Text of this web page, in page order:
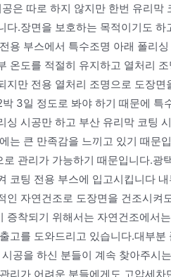
은 따로 하지 않지만 한번 유리
다.장면을 보호하는 목적이기도
용 부스에서 특수조명 아래 폴리
온도를 적절히 유지하고 열처리
지만 전용 열처리 조명으로 도장
3일 정도로 봐야 하기 때문에
싱 시공만 하고 부산 유리막 코팅
는 큰 만족감을 느끼고 있기 때문
관리가 가능하기 때문입니다.
코팅 전용 부스에 입고시킵니다
인 자연건조로 도장면을 건조시켜
증착되기 위해서는 자연건조에서
고를 도와드리고 있습니다.대부
공을 하신 분들이 계속 찾아주시
리가 어려운 분들에게도 고압세